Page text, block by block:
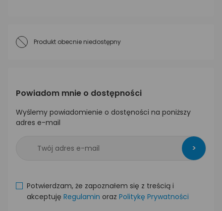
Produkt obecnie niedostępny
Powiadom mnie o dostępności
Wyślemy powiadomienie o dostęności na poniższy
adres e-mail
>
Potwierdzam, że zapoznałem się z treścią i
akceptuję Regulamin oraz Politykę Prywatności